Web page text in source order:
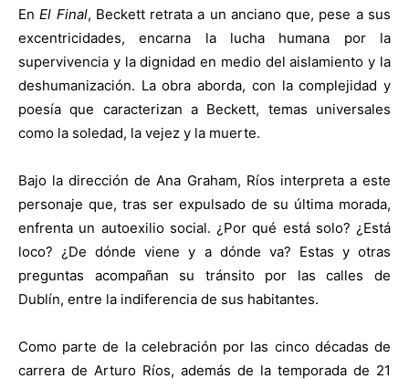
EnEl Final, Beckett retrata a un anciano que, pese a sus
excentricidades, encarna la lucha humana por la
supervivencia y la dignidad en medio del aislamiento y la
deshumanización. La obra aborda, con la complejidad y
poesía que caracterizan a Beckett, temas universales
como la soledad, la vejez y la muerte.
Bajo la dirección de Ana Graham, Ríos interpreta a este
personaje que, tras ser expulsado de su última morada,
enfrenta un autoexilio social. ¿Por qué está solo? ¿Está
loco? ¿De dónde viene y a dónde va? Estas y otras
preguntas acompañan su tránsito por las calles de
Dublín, entre la indiferencia de sus habitantes.
Como parte de la celebración por las cinco décadas de
carrera de Arturo Ríos, además de la temporada de 21